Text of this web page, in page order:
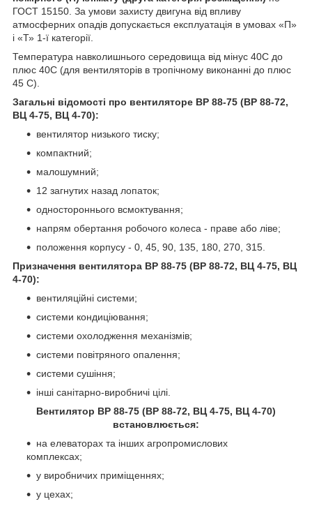
ГОСТ 15150. За умови захисту двигуна від впливу
атмосферних опадів допускається експлуатація в умовах «П»
і «Т» 1-ї категорії.
Температура навколишнього середовища від мінус 40С до
плюс 40С (для вентиляторів в тропічному виконанні до плюс
45 С).
Загальні відомості про вентиляторе ВР 88-75 (ВР 88-72,
ВЦ 4-75, ВЦ 4-70):
вентилятор низького тиску;
компактний;
малошумний;
12 загнутих назад лопаток;
одностороннього всмоктування;
напрям обертання робочого колеса - праве або ліве;
положення корпусу - 0, 45, 90, 135, 180, 270, 315.
Призначення вентилятора ВР 88-75 (ВР 88-72, ВЦ 4-75, ВЦ
4-70):
вентиляційні системи;
системи кондиціювання;
системи охолодження механізмів;
системи повітряного опалення;
системи сушіння;
інші санітарно-виробничі цілі.
Вентилятор ВР 88-75 (ВР 88-72, ВЦ 4-75, ВЦ 4-70)
встановлюється:
на елеваторах та інших агропромислових
комплексах;
у виробничих приміщеннях;
у цехах;